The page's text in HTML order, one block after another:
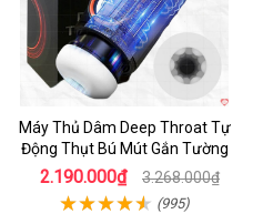
Máy Thủ Dâm Deep Throat Tự
Động Thụt Bú Mút Gắn Tường
2.190.000₫ 3.268.000₫
(995)